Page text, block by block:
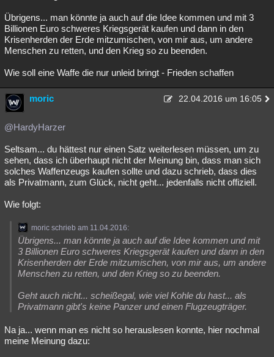
Übrigens... man könnte ja auch auf die Idee kommen und mit 3
Billionen Euro schweres Kriegsgerät kaufen und dann in den
Krisenherden der Erde mitzumischen, von mir aus, um andere
Menschen zu retten, und den Krieg so zu beenden.
Wie soll eine Waffe die nur unleid bringt - Frieden schaffen
moric 22.04.2016 um 16:05
@HardyHarzer
Seltsam... du hättest nur einen Satz weiterlesen müssen, um zu
sehen, dass ich überhaupt nicht der Meinung bin, dass man sich
solches Waffenzeugs kaufen sollte und dazu schrieb, dass dies
als Privatmann, zum Glück, nicht geht... jedenfalls nicht offiziell.
Wie folgt:
moric schrieb am 11.04.2016:
Übrigens... man könnte ja auch auf die Idee kommen und mit
3 Billionen Euro schweres Kriegsgerät kaufen und dann in den
Krisenherden der Erde mitzumischen, von mir aus, um andere
Menschen zu retten, und den Krieg so zu beenden.
Geht auch nicht... scheißegal, wie viel Kohle du hast... als
Privatmann gibt's keine Panzer und einen Flugzeugträger.
Na ja... wenn man es nicht so herauslesen konnte, hier nochmal
meine Meinung dazu: